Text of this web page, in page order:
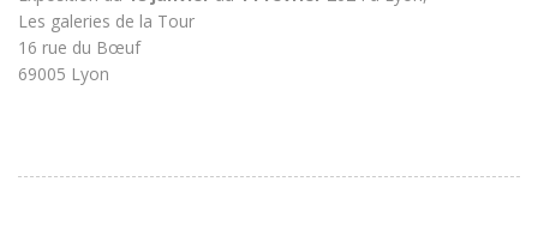
Les galeries de la Tour
16 rue du Bœuf
69005 Lyon